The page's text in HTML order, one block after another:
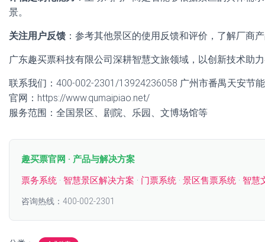
景。
关注用户反馈 ：参考其他景区的使用反馈和评价，了解厂商
广东趣买票科技有限公司深耕智慧文旅领域，以创新技术助
联系我们：400-002-2301/13924236058 广州市番禺天安节
官网：https://www.qumaipiao.net/
服务范围：全国景区、剧院、乐园、文博场馆等
趣买票官网 · 产品与解决方案
票务系统 · 智慧景区解决方案 · 门票系统 · 景区售票系统 · 智慧
咨询热线：400-002-2301